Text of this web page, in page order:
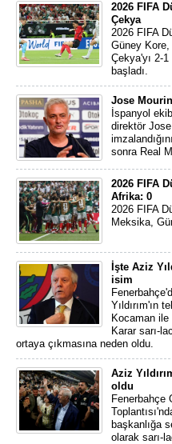
2026 FIFA
Çekya
2026 FIFA
Güney
Çekya'yı 2-
başladı.
Jose
İspanyol
direktör
sonra Real
2026 FIFA
Afrika: 0
2026 FIFA
Meksika,
İşte Aziz
isim
Yıldırım'ın
Kocaman ile
Karar sarı-
ortaya çıkmasına neden oldu.
Aziz
oldu
Fenerbahçe
başkanlığa
olarak sarı-